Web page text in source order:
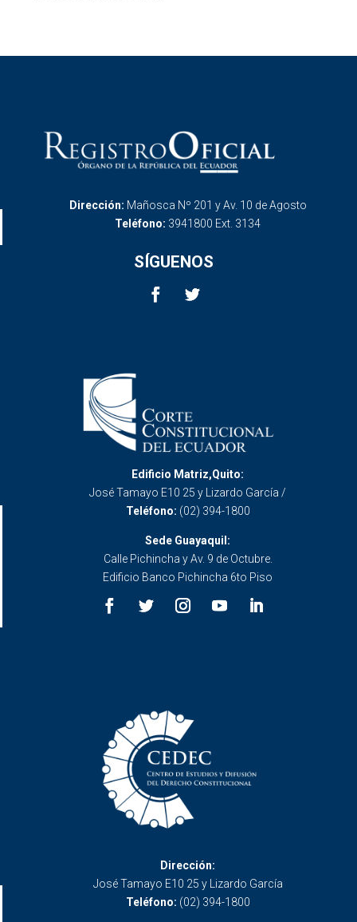
Dirección: Mañosca Nº 201 y Av. 10 de Agosto
Teléfono: 3941800 Ext. 3134
SÍGUENOS
Edificio Matriz,Quito:
José Tamayo E10 25 y Lizardo García /
Teléfono: (02) 394-1800
Sede Guayaquil:
Calle Pichincha y Av. 9 de Octubre.
Edificio Banco Pichincha 6to Piso
Dirección:
José Tamayo E10 25 y Lizardo García
Teléfono: (02) 394-1800